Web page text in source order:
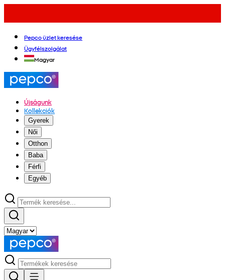
Pepco üzlet keresése
Ügyfélszolgálat
Magyar
Újságunk
Kollekciók
Gyerek
Női
Otthon
Baba
Férfi
Egyéb